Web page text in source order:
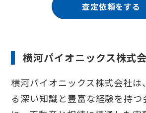
査定依頼をする
横河パイオニックス株式
横河パイオニックス株式会社は
る深い知識と豊富な経験を持つ